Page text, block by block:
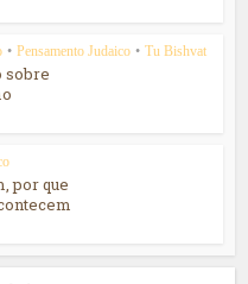
• Pensamento Judaico • Tu Bishvat
sobre
por que